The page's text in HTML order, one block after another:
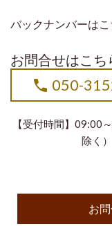
バックナンバーはこ
お問合せはこち
050-
【受付時間】09:00
除く）
お